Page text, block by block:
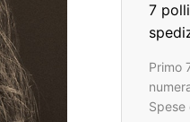
7
Primo
Spese